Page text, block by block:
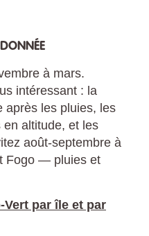
à mars.
intéressant : la
après les pluies, les
altitude, et les
août-septembre à
Fogo — pluies et
Vert par île et par